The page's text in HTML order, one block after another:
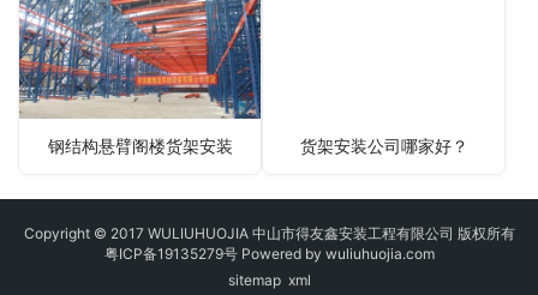
钢结构悬臂阁楼货架安装 货架安装公司哪家好？
Copyright © 2017 WULIUHUOJIA 中山市得友鑫安装工程有限公司 版权所有
粤ICP备19135279号Powered by wuliuhuojia.com
sitemap xml